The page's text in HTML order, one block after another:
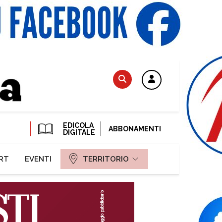
EDICOLA
DIGITALE
ABBONAMENTI
EVENTI TERRITORIO